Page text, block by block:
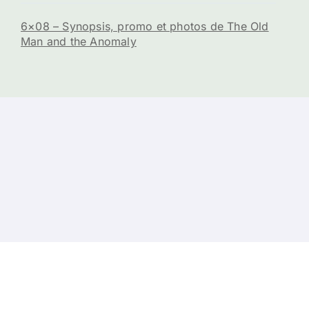
6×08 – Synopsis, promo et photos de The Old
Man and the Anomaly